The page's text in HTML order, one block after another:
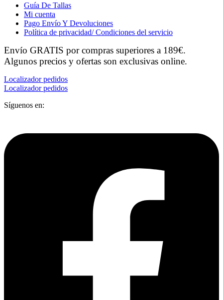
Guía De Tallas
Mi cuenta
Pago Envío Y Devoluciones
Política de privacidad/ Condiciones del servicio
Envío GRATIS por compras superiores a 189€.
Algunos precios y ofertas son exclusivas online.
Localizador pedidos
Localizador pedidos
Síguenos en: